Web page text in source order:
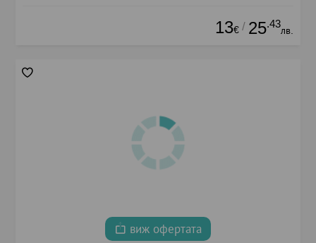
13€ / 25.43
лв.
виж офертата